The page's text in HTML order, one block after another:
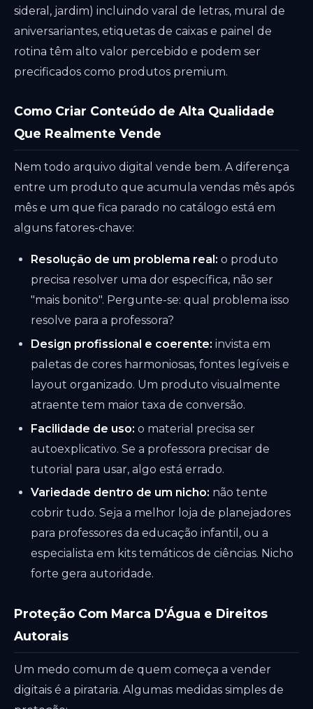
sideral, jardim) incluindo varal de letras, mural de
aniversariantes, etiquetas de caixas e painel de
rotina têm alto valor percebido e podem ser
precificados como produtos premium.
Como Criar Conteúdo de Alta Qualidade
Que Realmente Vende
Nem todo arquivo digital vende bem. A diferença
entre um produto que acumula vendas mês após
mês e um que fica parado no catálogo está em
alguns fatores-chave:
Resolução de um problema real: o produto
precisa resolver uma dor específica, não ser
"mais bonito". Pergunte-se: qual problema isso
resolve para a professora?
Design profissional e coerente: invista em
paletas de cores harmoniosas, fontes legíveis e
layout organizado. Um produto visualmente
atraente tem maior taxa de conversão.
Facilidade de uso: o material precisa ser
autoexplicativo. Se a professora precisar de
tutorial para usar, algo está errado.
Variedade dentro de um nicho: não tente
cobrir tudo. Seja a melhor loja de planejadores
para professores da educação infantil, ou a
especialista em kits temáticos de ciências. Nicho
forte gera autoridade.
Proteção Com Marca D'Água e Direitos
Autorais
Um medo comum de quem começa a vender
digitais é a pirataria. Algumas medidas simples de